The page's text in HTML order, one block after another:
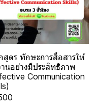
สูตร ทักษะการสื่อสารให้
นอย่างมีประสิทธิภาพ
Communication